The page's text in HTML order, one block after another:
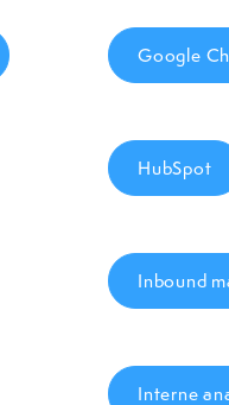
Google
HubSpot
Inbound
Interne